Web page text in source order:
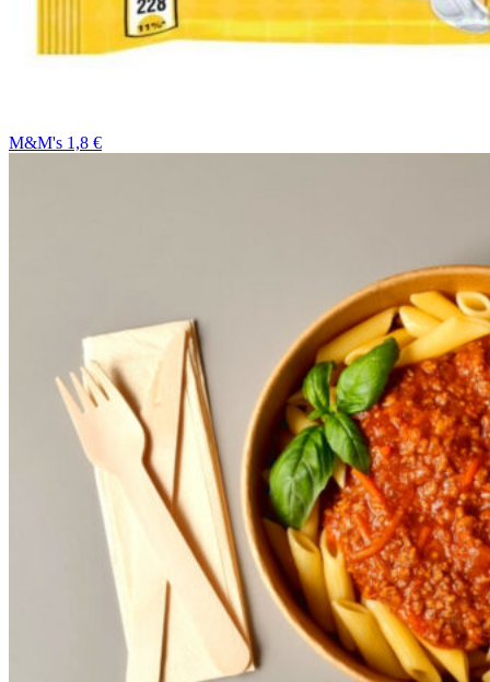
M&M's 1,8 €